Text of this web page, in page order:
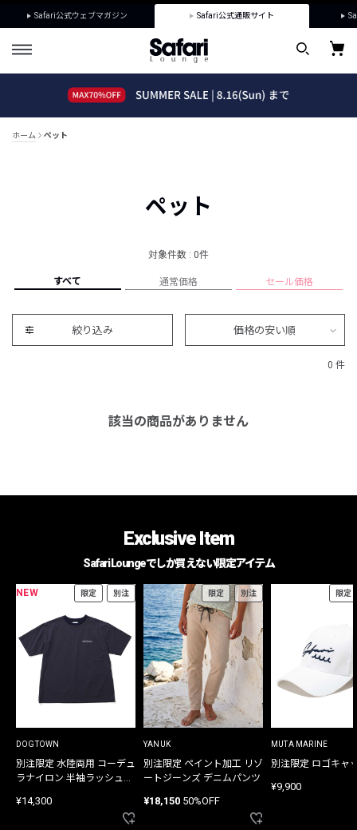
Safari公式ウェブマガジン Safari公式通販サイト
ホーム ペット
ペット
対象件数 : 0件
すべて 通常価格 セール価格
絞り込み 価格の安い順
0 件
該当の商品がありません
Exclusive Item
Safari Loungeでしか買えない限定アイテム
NEW 限定 別注
DOGTOWN
別注限定 水陸両用 コーデュ
ラナイロン 半袖ラッシュガ
¥14,300
限定 別注
YANUK
別注限定 ペイント加工 リゾ
ートジーンズ デニムパンツ
¥18,150 50%OFF
限定
MUTA MARINE
別注限定 ロゴキャ
¥9,900